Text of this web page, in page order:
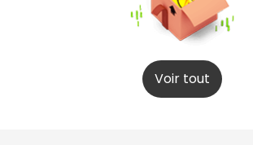
Voir tout